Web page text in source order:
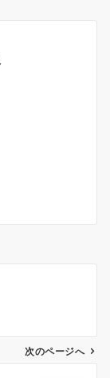
次のページへ